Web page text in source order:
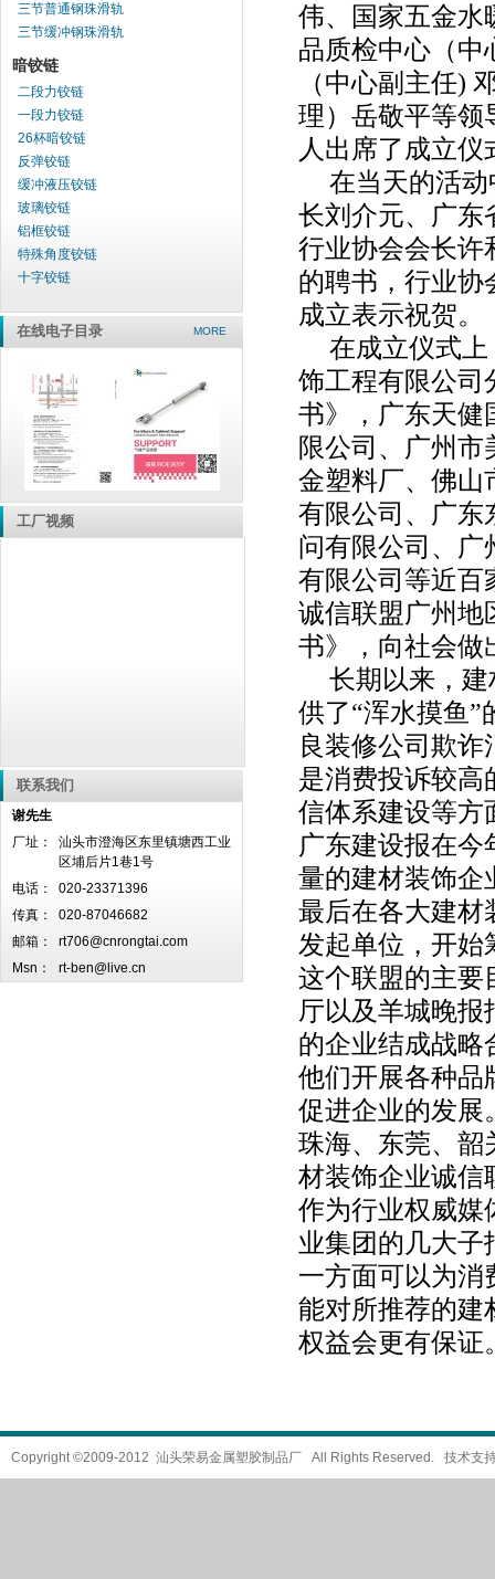
三节普通钢珠滑轨
三节缓冲钢珠滑轨
暗铰链
二段力铰链
一段力铰链
26杯暗铰链
反弹铰链
缓冲液压铰链
玻璃铰链
铝框铰链
特殊角度铰链
十字铰链
在线电子目录 MORE
工厂视频
联系我们
谢先生
厂址：
汕头市澄海区东里镇塘西工业
区埔后片1巷1号
电话：
020-23371396
传真：
020-87046682
邮箱：
rt706@cnrongtai.com
Msn：
rt-ben@live.cn
伟、国家五金水
品质检中心（中
（中心副主任)
理）岳敬平等领
人出席了成立仪
在当天的活
长刘介元、广东
行业协会会长许
的聘书，行业协
成立表示祝贺。
在成立仪式
饰工程有限公司
书》，广东天健
限公司、广州
金塑料厂、佛山
有限公司、广东
问有限公司、广
有限公司等近百
诚信联盟广州地
书》，向社会做
长期以来，
供了“浑水摸鱼”
良装修公司欺
是消费投诉较高
信体系建设等方
广东建设报在今
量的建材装饰企
最后在各大建材
发起单位，开始
这个联盟的主要
厅以及羊城晚报
的企业结成战略
他们开展各种品
促进企业的发展
珠海、东莞、韶
材装饰企业诚信
作为行业权威媒
业集团的几大子
一方面可以为消
能对所推荐的建
权益会更有保证
Copyright ©2009-2012 汕头荣易金属塑胶制品厂 All Rights Reserved. 技术支